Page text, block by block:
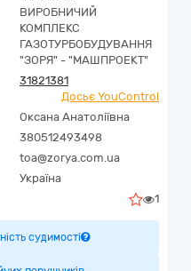
ВИРОБНИЧИЙ
КОМПЛЕКС
ГАЗОТУРБОБУДУВАННЯ
"ЗОРЯ" - "МАШПРОЕКТ"
31821381
Досьє YouControl
Оксана Анатоліївна
380512493498
toa@zorya.com.ua
Україна
1
судимості